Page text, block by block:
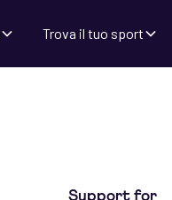
Trova il tuo sport
Support for